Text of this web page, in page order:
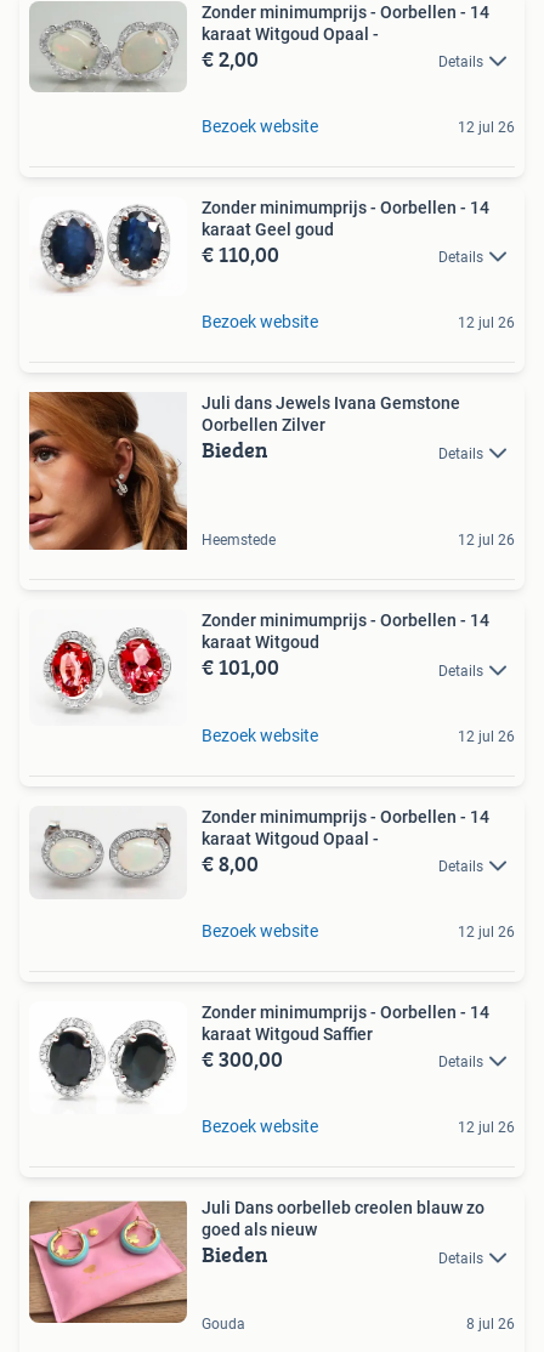
Zonder minimumprijs - Oorbellen - 14
karaat Witgoud Opaal -
€ 2,00 Details
Bezoek website 12 jul 26
Zonder minimumprijs - Oorbellen - 14
karaat Geel goud
€ 110,00 Details
Bezoek website 12 jul 26
Juli dans Jewels Ivana Gemstone
Oorbellen Zilver
Bieden Details
Heemstede 12 jul 26
Zonder minimumprijs - Oorbellen - 14
karaat Witgoud
€ 101,00 Details
Bezoek website 12 jul 26
Zonder minimumprijs - Oorbellen - 14
karaat Witgoud Opaal -
€ 8,00 Details
Bezoek website 12 jul 26
Zonder minimumprijs - Oorbellen - 14
karaat Witgoud Saffier
€ 300,00 Details
Bezoek website 12 jul 26
Juli Dans oorbelleb creolen blauw zo
goed als nieuw
Bieden Details
Gouda 8 jul 26